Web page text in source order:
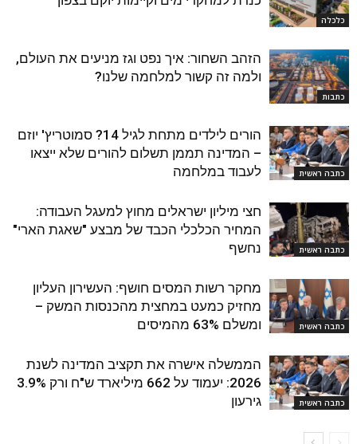
כלכלה
כתבות
הזהב השחור: איך נפט וגז מניעים את העולם,
ולמה זה קשור למלחמה שלנו?
כתבה ראשית
הורים לילדים מתחת לגיל 14? סמוטריץ' יוזם
– המדינה תממן תשלום להורים שלא ייצאו
לעבוד במלחמה
כתבה ראשית
חצי מיליון ישראלים מחוץ למעגל העבודה:
המחיר הכלכלי הכבד של מבצע "שאגת הארי"
נחשף
כתבה ראשית
מחקר רשות המסים חושף: העשירון העליון
מחזיק כמעט במחצית מהכנסות המשק –
ומשלם 63% מהמיסים
כתבה ראשית
הממשלה אישרה את תקציב המדינה לשנת
2026: יעמוד על 662 מיליארד ש"ח ורק 3.9%
גירעון